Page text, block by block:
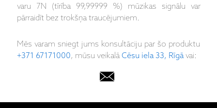
varu 7N (tīrība 99,99999 %) mūzikas signālu var
pārraidīt bez trokšņa traucējumiem.
Mēs varam sniegt jums konsultāciju par šo produktu
+371 67171000, mūsu veikalāCēsu iela 33, Rīgāvai: